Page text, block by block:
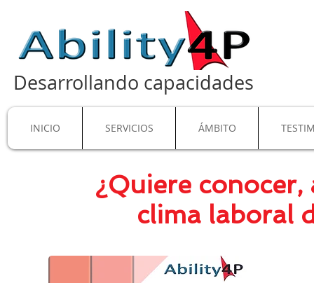
Desarrollando capacidades
INICIO SERVICIOS ÁMBITO
¿Quiere
clima laboral